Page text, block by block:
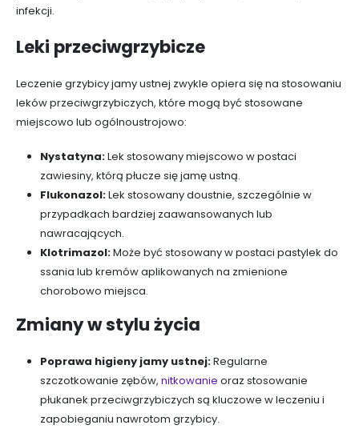
infekcji.
Leki przeciwgrzybicze
Leczenie grzybicy jamy ustnej zwykle opiera się na stosowaniu
leków przeciwgrzybiczych, które mogą być stosowane
miejscowo lub ogólnoustrojowo:
Nystatyna:Lek stosowany miejscowo w postaci
zawiesiny, którą płucze się jamę ustną.
Flukonazol:Lek stosowany doustnie, szczególnie w
przypadkach bardziej zaawansowanych lub
nawracających.
Klotrimazol:Może być stosowany w postaci pastylek do
ssania lub kremów aplikowanych na zmienione
chorobowo miejsca.
Zmiany w stylu życia
Poprawa higieny jamy ustnej:Regularne
szczotkowanie zębów, nitkowanie oraz stosowanie
płukanek przeciwgrzybiczych są kluczowe w leczeniu i
zapobieganiu nawrotom grzybicy.